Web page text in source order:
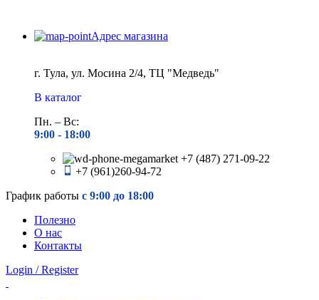
Адрес магазина
г. Тула, ул. Мосина 2/4, ТЦ "Медведь"
В каталог
Пн. – Вс:
9:00 - 18:00
+7 (487) 271-09-22
+7 (961)260-94-72
График работы с 9:00 до 18:00
Полезно
О нас
Контакты
Login / Register